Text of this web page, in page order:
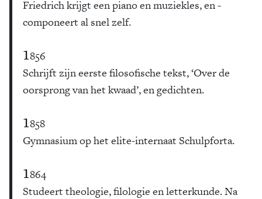
Friedrich krijgt een ­piano en muziekles, en ­
componeert al snel zelf.
1856
Schrijft zijn eerste filosofische tekst, ‘Over de
oorsprong van het kwaad’, en gedichten.
1858
Gymnasium op het elite-internaat Schulpforta.
1864
Studeert theologie, filologie en letterkunde. Na